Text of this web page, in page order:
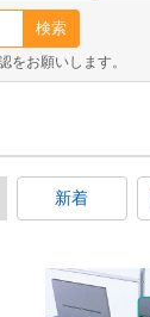
検索
お願いします。
新着